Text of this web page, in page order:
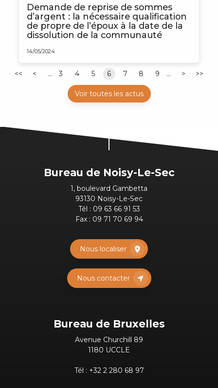
Demande de reprise de sommes
d’argent : la nécessaire qualification
de propre de l’époux à la date de la
dissolution de la communauté
14/05/2024
<< < ... 3 4 5 6 7 8 9 ... > >>
Voir toutes les actus
Bureau de Noisy-Le-Sec
1, boulevard Gambetta
93130 Noisy-Le-Sec
Tél : 09 63 66 91 53
Fax : 09 71 70 69 94
Nous localiser
Nous contacter
Bureau de Bruxelles
Avenue Churchill 89
1180 UCCLE
Tél : +32 2 280 68 97